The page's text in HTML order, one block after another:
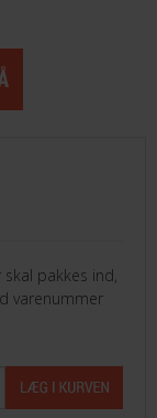
pakkes ind,
varenummer